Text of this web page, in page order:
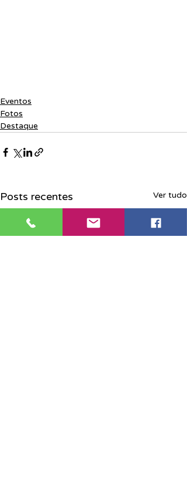
Eventos
Fotos
Destaque
Posts recentes Ver tudo